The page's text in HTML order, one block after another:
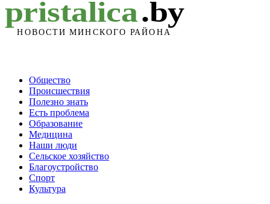
Общество
Происшествия
Полезно знать
Есть проблема
Образование
Медицина
Наши люди
Сельское хозяйство
Благоустройство
Спорт
Культура